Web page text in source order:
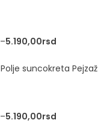
–5.190,00rsd
Polje suncokreta Pejzaž
–5.190,00rsd